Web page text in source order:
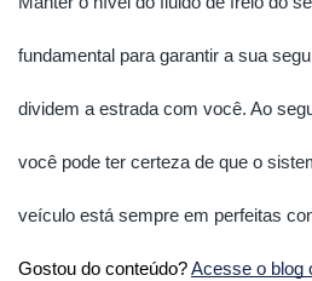
fundamental para garantir a sua
dividem a estrada com você. Ao
você pode ter certeza de que o
veículo está sempre em perfeitas
Gostou do conteúdo? Acesse o blog